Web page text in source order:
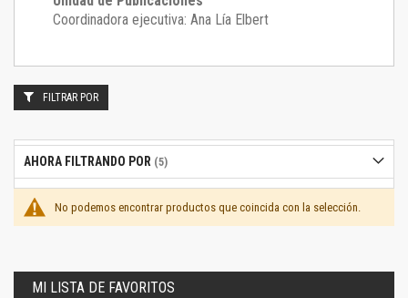
Coordinadora ejecutiva: Ana Lía Elbert
No podemos encontrar productos que coincida con la selección.
FILTRAR POR
AHORA FILTRANDO POR
MI LISTA DE FAVORITOS